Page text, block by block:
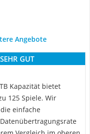
Angebote
SEHR GUT
Kapazität bietet
125 Spiele. Wir
einfache